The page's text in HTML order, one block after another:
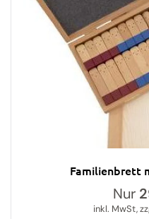
Familienbrett
Nur
inkl. MwSt,